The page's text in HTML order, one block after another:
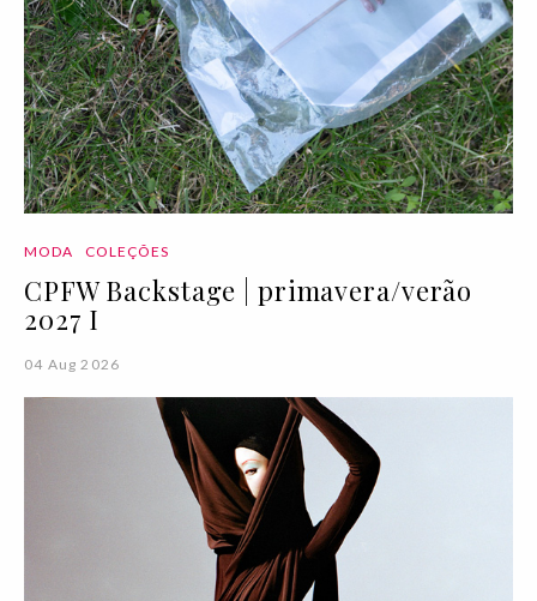
MODA COLEÇÕES
CPFW Backstage | primavera/verão
2027 I
04 Aug 2026